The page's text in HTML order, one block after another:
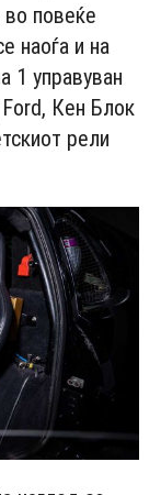
повеќе
наоѓа и на
1 управуван
Кeн Блoк
рели